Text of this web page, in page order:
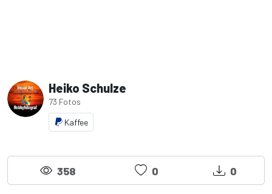
Heiko Schulze
73 Fotos
Kaffee
358 0 0